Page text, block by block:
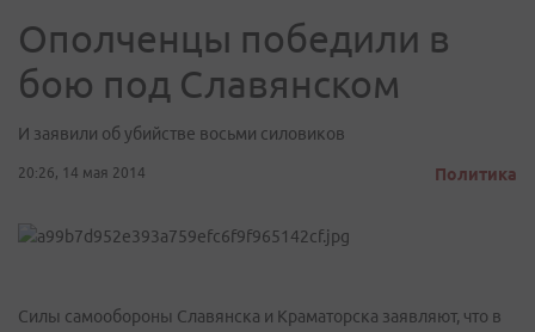
Ополченцы победили в
бою под Славянском
И заявили об убийстве восьми силовиков
20:26, 14 мая 2014 Политика
Силы самообороны Славянска и Краматорска заявляют, что в